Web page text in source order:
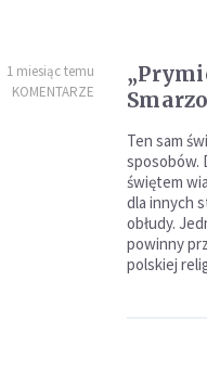
1 miesiąc temu
KOMENTARZE
Ten sam
sposobów.
świętem
dla innych
obłudy.
powinny
polskiej